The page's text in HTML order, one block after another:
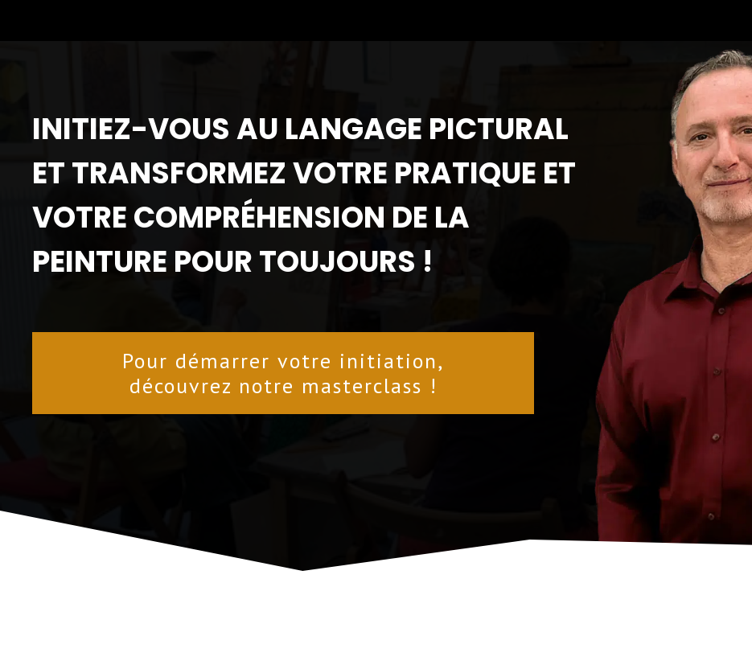
INITIEZ-VOUS AU LANGAGE PICTURAL
ET TRANSFORMEZ VOTRE PRATIQUE ET
VOTRE COMPRÉHENSION DE LA
PEINTURE POUR TOUJOURS !
Pour démarrer votre initiation,
découvrez notre masterclass !